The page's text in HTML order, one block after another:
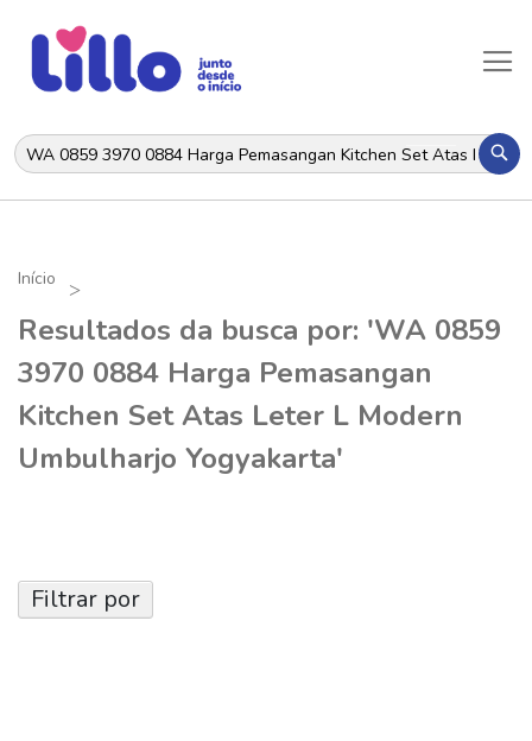
Início
Resultados da busca por: 'WA 0859
3970 0884 Harga Pemasangan
Kitchen Set Atas Leter L Modern
Umbulharjo Yogyakarta'
Filtrar por